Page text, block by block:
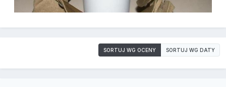
SORTUJ WG OCENY SORTUJ WG DATY